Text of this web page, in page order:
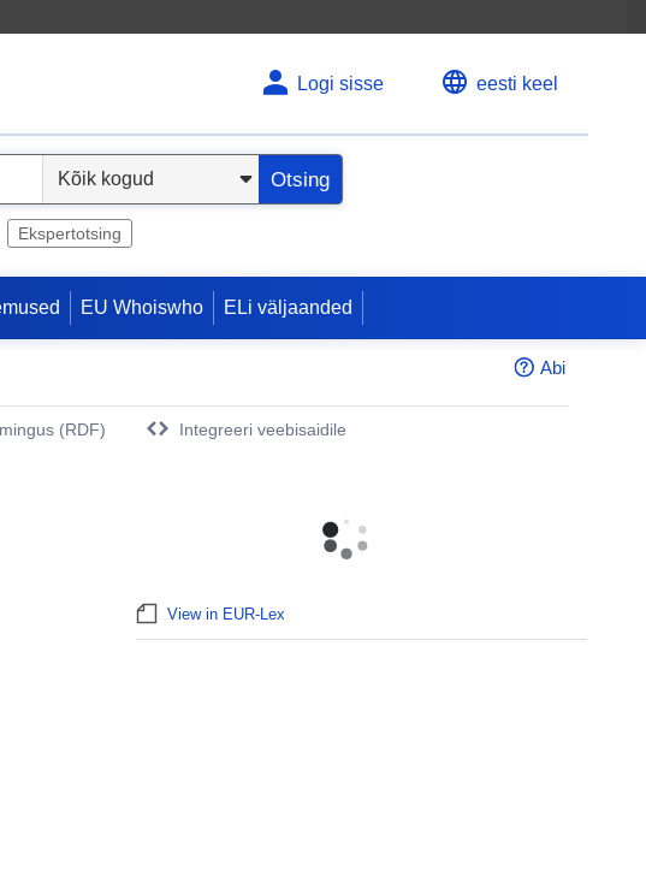
Logi sisse eesti keel
Otsing
Ekspertotsing
EU Whoiswho ELi väljaanded
Abi
(RDF)
Integreeri veebisaidile
View in EUR-Lex